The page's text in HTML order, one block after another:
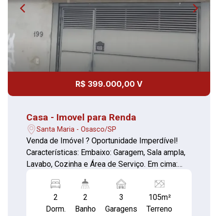
R$ 399.000,00 V
Casa - Imovel para Renda
Santa Maria - Osasco/SP
Venda de Imóvel ? Oportunidade Imperdível!
Características: Embaixo: Garagem, Sala ampla,
Lavabo, Cozinha e Área de Serviço. Em cima:
menor e Corredor. Semi-acabado: Rebocado e
pronto para acabamento de sua preferência.
Possibilidade de ampliação: Nos fundos, área
2
Dorm.
2
Banho
3
Garagens
105m²
Terreno